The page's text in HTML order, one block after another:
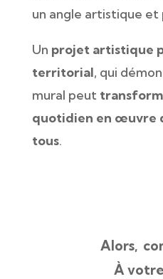
un angle artistique et
Un projet artistique
territorial, qui
mural peut
quotidien en œuvre
tous.
Alors,
À